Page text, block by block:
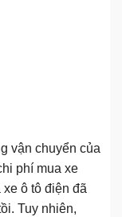
vận chuyển của
phí mua xe
ô tô điện đã
Tuy nhiên,